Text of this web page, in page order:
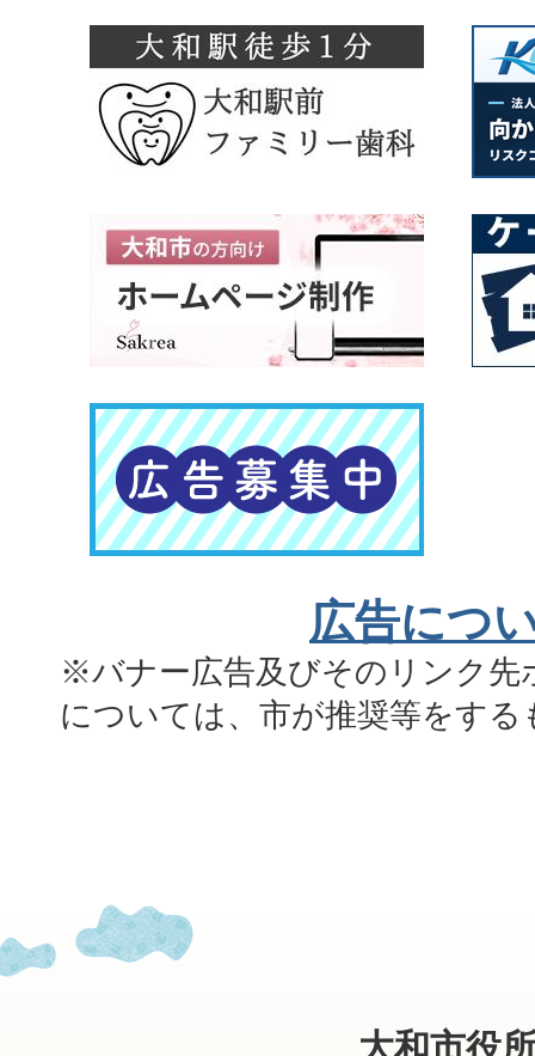
広告につ
※バナー広告及びそのリンク先
については、市が推奨等をす
大和市役